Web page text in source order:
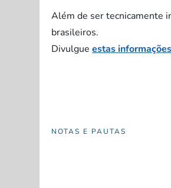
Além de ser tecnicamente
brasileiros.
Divulgueestas informações
NOTAS E PAUTAS